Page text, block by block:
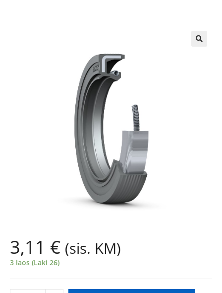
3,11 € (sis. KM)
3 laos (Laki 26)